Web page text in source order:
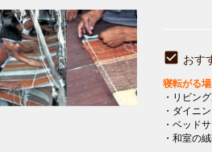
おす
寝転がる
・リビン
・ダイニ
・ベッド
・和室の